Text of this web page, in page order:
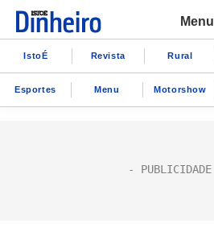
Menu
IstoÉ Revista Rural
Esportes Menu Motorshow